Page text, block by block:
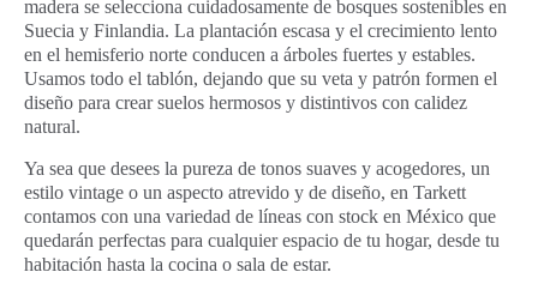
madera se selecciona cuidadosamente de bosques sostenibles en
Suecia y Finlandia. La plantación escasa y el crecimiento lento
en el hemisferio norte conducen a árboles fuertes y estables.
Usamos todo el tablón, dejando que su veta y patrón formen el
diseño para crear suelos hermosos y distintivos con calidez
natural.
Ya sea que desees la pureza de tonos suaves y acogedores, un
estilo vintage o un aspecto atrevido y de diseño, en Tarkett
contamos con una variedad de líneas con stock en México que
quedarán perfectas para cualquier espacio de tu hogar, desde tu
habitación hasta la cocina o sala de estar.